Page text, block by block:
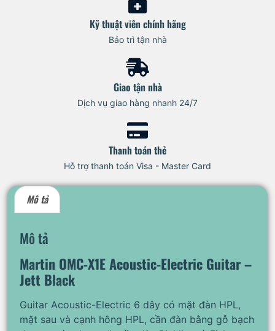
Kỹ thuật viên chính hãng
Bảo trì tận nhà
Giao tận nhà
Dịch vụ giao hàng nhanh 24/7
Thanh toán thẻ
Hỗ trợ thanh toán Visa - Master Card
Mô tả
Mô tả
Martin OMC-X1E Acoustic-Electric Guitar –
Jett Black
Guitar Acoustic-Electric 6 dây có mặt đàn HPL,
mặt sau và cạnh hông HPL, cần đàn bằng gỗ bạch